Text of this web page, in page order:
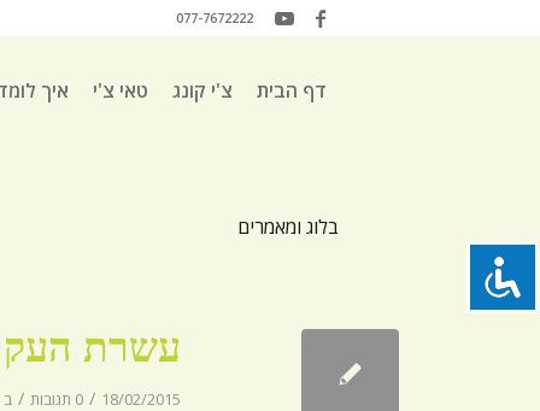
077-7672222
דף הבית צ'י קונג טאי צ'י איך
בלוג ומאמרים
עשרת
18/02/2015
/ 0 תגובות / ב